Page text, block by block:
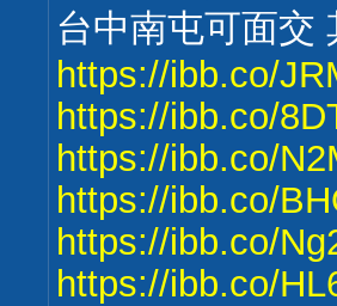
台中南屯可面交
https://ibb.co/
https://ibb.co/
https://ibb.co/
https://ibb.co/
https://ibb.co/
https://ibb.co/